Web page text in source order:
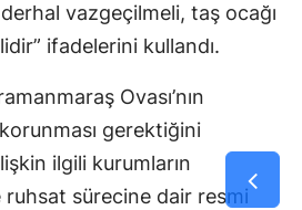
vazgeçilmeli, taş ocağı
ifadelerini kullandı.
Ovası’nın
gerektiğini
ilgili kurumların
sürecine dair resmi